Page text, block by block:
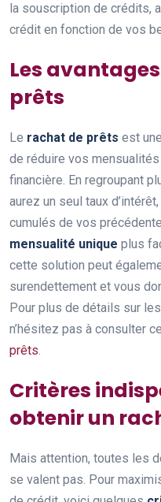
la souscription de crédits,
crédit en fonction de vos
Les
prêts
Le rachat de prêts est
de réduire vos
financière. En regroupant
aurez un seul taux
cumulés de vos
mensualité unique plus
cette solution peut
surendettement et vous
Pour plus de détails sur
n’hésitez pas à consulter
prêts.
Critères
obtenir un
Mais attention, toutes les
se valent pas. Pour